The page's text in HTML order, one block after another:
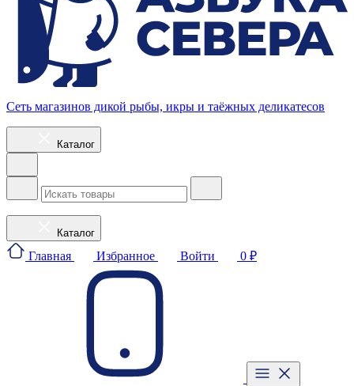
Сеть магазинов дикой рыбы, икры и таёжных деликатесов
Каталог
Каталог
Главная Избранное Войти 0 ₽